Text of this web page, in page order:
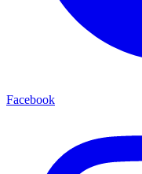
Facebook